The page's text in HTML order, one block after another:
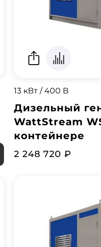
13 кВт / 400 В
Дизельный
WattStream
контейнере
2 248 720 ₽